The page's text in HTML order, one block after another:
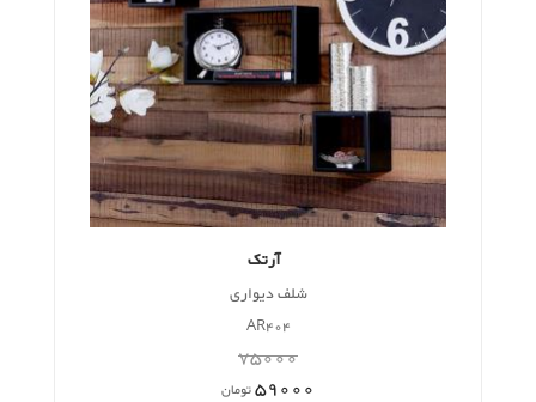
آرتک
شلف دیواری
AR404
75000
59000تومان